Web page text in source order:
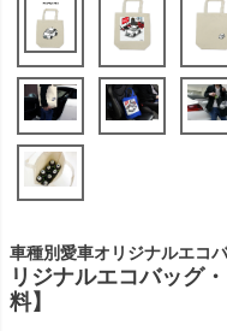
車種別愛車オリジナルエコ
リジナルエコバッグ
料】